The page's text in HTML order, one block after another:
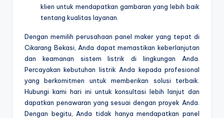
klien untuk mendapatkan gambaran yang lebih baik
tentang kualitas layanan.
Dengan memilih perusahaan panel maker yang tepat di
Cikarang Bekasi, Anda dapat memastikan keberlanjutan
dan keamanan sistem listrik di lingkungan Anda.
Percayakan kebutuhan listrik Anda kepada profesional
yang berkomitmen untuk memberikan solusi terbaik.
Hubungi kami hari ini untuk konsultasi lebih lanjut dan
dapatkan penawaran yang sesuai dengan proyek Anda.
Dengan begitu, Anda tidak hanya mendapatkan panel